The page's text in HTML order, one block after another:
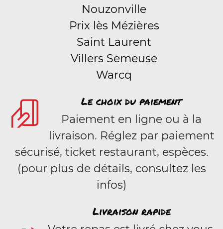
Nouzonville
Prix lès Mézières
Saint Laurent
Villers Semeuse
Warcq
Le choix du paiement
Paiement en ligne ou à la
livraison. Réglez par paiement
sécurisé, ticket restaurant, espèces.
(pour plus de détails, consultez les
infos)
Livraison rapide